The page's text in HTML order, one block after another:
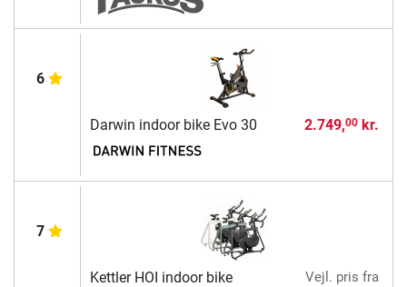
6
Darwin indoor bike Evo 30 2.749,00kr.
7
Kettler HOI indoor bike
Vejl. pris fra